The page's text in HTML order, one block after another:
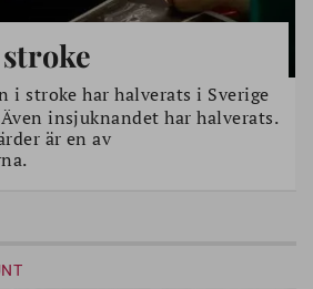
i stroke har halverats i Sverige
insjuknandet har halverats.
är en av